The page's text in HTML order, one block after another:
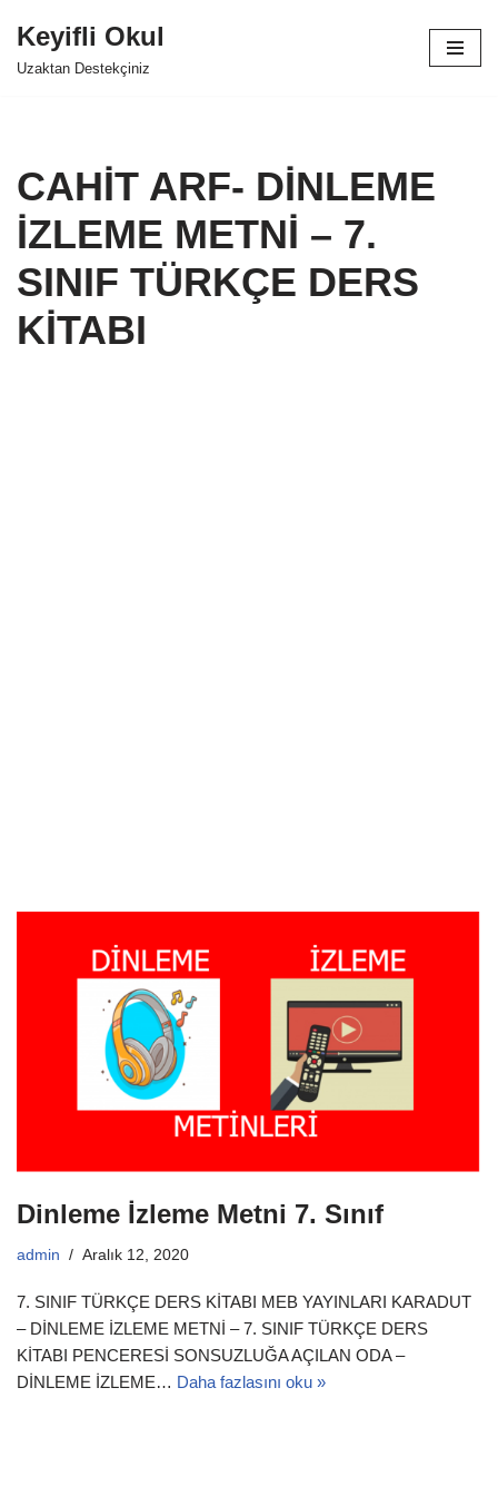
İçeriğe
Keyifli Okul
Uzaktan Destekçiniz
CAHİT ARF- DİNLEME
İZLEME METNİ – 7.
SINIF TÜRKÇE DERS
KİTABI
Dinleme İzleme Metni 7. Sınıf
admin Aralık 12, 2020
7. SINIF TÜRKÇE DERS KİTABI MEB YAYINLARI KARADUT
– DİNLEME İZLEME METNİ – 7. SINIF TÜRKÇE DERS
KİTABI PENCERESİ SONSUZLUĞA AÇILAN ODA –
DİNLEME İZLEME… Daha fazlasını oku »